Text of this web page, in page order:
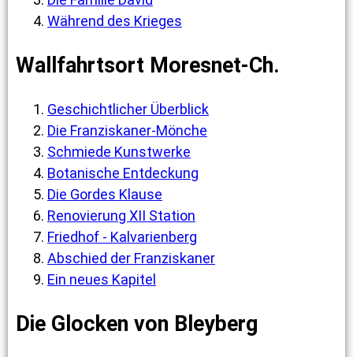
Während des Krieges
Wallfahrtsort Moresnet-Ch.
Geschichtlicher Überblick
Die Franziskaner-Mönche
Schmiede Kunstwerke
Botanische Entdeckung
Die Gordes Klause
Renovierung XII Station
Friedhof - Kalvarienberg
Abschied der Franziskaner
Ein neues Kapitel
Die Glocken von Bleyberg